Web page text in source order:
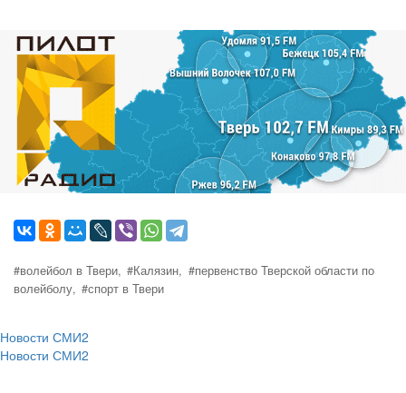
#волейбол в Твери, #Калязин, #первенство Тверской области по
волейболу, #спорт в Твери
Новости СМИ2
Новости СМИ2